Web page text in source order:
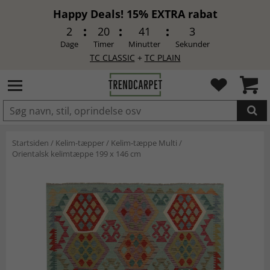
Happy Deals! 15% EXTRA rabat
2
Dage
20
Timer
41
Minutter
2
Sekunder
TC CLASSIC + TC PLAIN
LAGT I INDKØBSKURVEN.
Startsiden / Kelim-tæpper/ Kelim-tæppe Multi /
Orientalsk kelimtæppe 199 x 146 cm